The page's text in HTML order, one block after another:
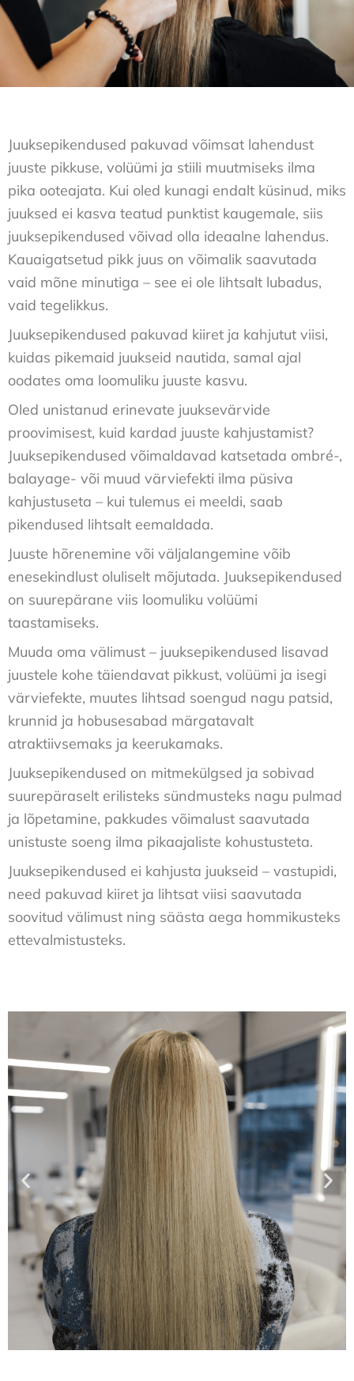
Juuksepikendused pakuvad võimsat lahendust
juuste pikkuse, volüümi ja stiili muutmiseks ilma
pika ooteajata. Kui oled kunagi endalt küsinud, miks
juuksed ei kasva teatud punktist kaugemale, siis
juuksepikendused võivad olla ideaalne lahendus.
Kauaigatsetud pikk juus on võimalik saavutada
vaid mõne minutiga – see ei ole lihtsalt lubadus,
vaid tegelikkus.
Juuksepikendused pakuvad kiiret ja kahjutut viisi,
kuidas pikemaid juukseid nautida, samal ajal
oodates oma loomuliku juuste kasvu.
Oled unistanud erinevate juuksevärvide
proovimisest, kuid kardad juuste kahjustamist?
Juuksepikendused võimaldavad katsetada ombré-,
balayage- või muud värviefekti ilma püsiva
kahjustuseta – kui tulemus ei meeldi, saab
pikendused lihtsalt eemaldada.
Juuste hõrenemine või väljalangemine võib
enesekindlust oluliselt mõjutada. Juuksepikendused
on suurepärane viis loomuliku volüümi
taastamiseks.
Muuda oma välimust – juuksepikendused lisavad
juustele kohe täiendavat pikkust, volüümi ja isegi
värviefekte, muutes lihtsad soengud nagu patsid,
krunnid ja hobusesabad märgatavalt
atraktiivsemaks ja keerukamaks.
Juuksepikendused on mitmekülgsed ja sobivad
suurepäraselt erilisteks sündmusteks nagu pulmad
ja lõpetamine, pakkudes võimalust saavutada
unistuste soeng ilma pikaajaliste kohustusteta.
Juuksepikendused ei kahjusta juukseid – vastupidi,
need pakuvad kiiret ja lihtsat viisi saavutada
soovitud välimust ning säästa aega hommikusteks
ettevalmistusteks.